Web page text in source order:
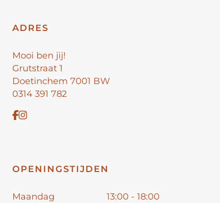
ADRES
Mooi ben jij!
Grutstraat 1
Doetinchem 7001 BW
0314 391 782
OPENINGSTIJDEN
Maandag
13:00 - 18:00